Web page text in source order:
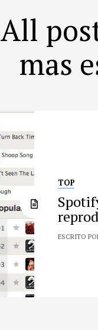
All
mas
TOP
ESCRITO